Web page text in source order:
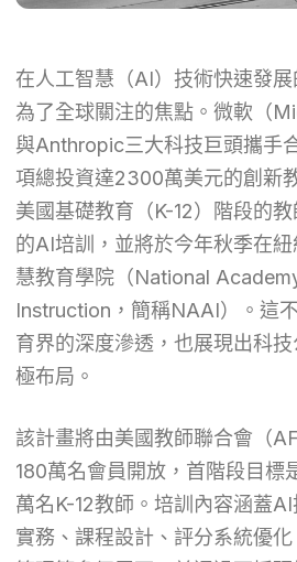
在人工智慧（AI）技術快速發
為了全球關注的焦點。微軟（
與Anthropic三大科技巨頭攜手
項總投資達2300萬美元的創新
美國基礎教育（K-12）階段的
的AI培訓，並將於今年秋季在
慧教育學院（National
Instruction，簡稱NAAI）。這
育界的深度滲透，也展現出科
極布局。
該計畫將由美國教師聯合會（
180萬名會員開放，首階段目標
萬名K-12教師。培訓內容涵蓋
實務、課程設計、評分系統優